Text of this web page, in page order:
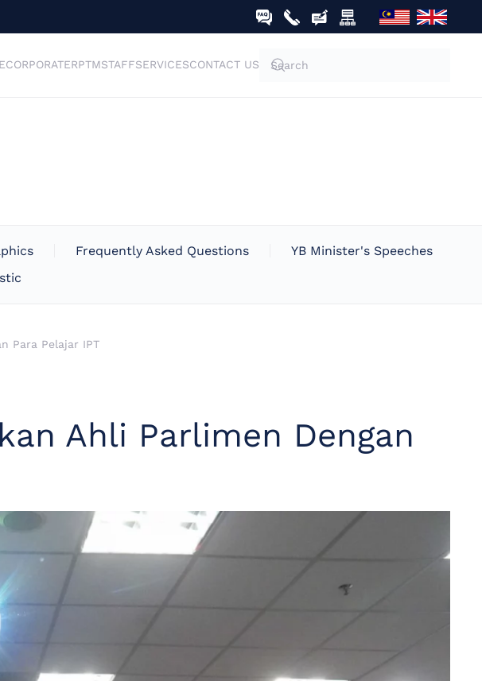
CORPORATERPTMSTAFFSERVICESCONTACT US
Frequently Asked Questions
YB Minister's Speeches
Para Pelajar IPT
Ahli Parlimen Dengan